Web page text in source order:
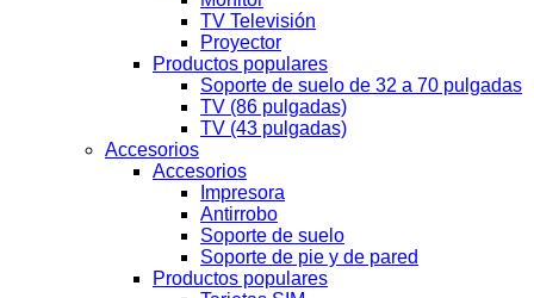
TV Televisión
Proyector
Productos populares
Soporte de suelo de 32 a 70 pulgadas
TV (86 pulgadas)
TV (43 pulgadas)
Accesorios
Accesorios
Impresora
Antirrobo
Soporte de suelo
Soporte de pie y de pared
Productos populares